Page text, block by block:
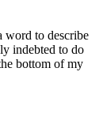
word to describe
indebted to do
bottom of my